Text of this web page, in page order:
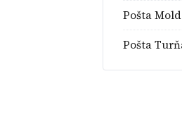
Pošta
Pošta